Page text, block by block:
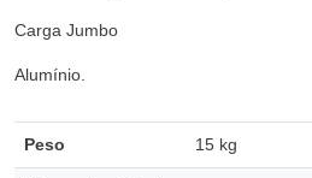
Carga Jumbo
Alumínio.
Peso 15 kg